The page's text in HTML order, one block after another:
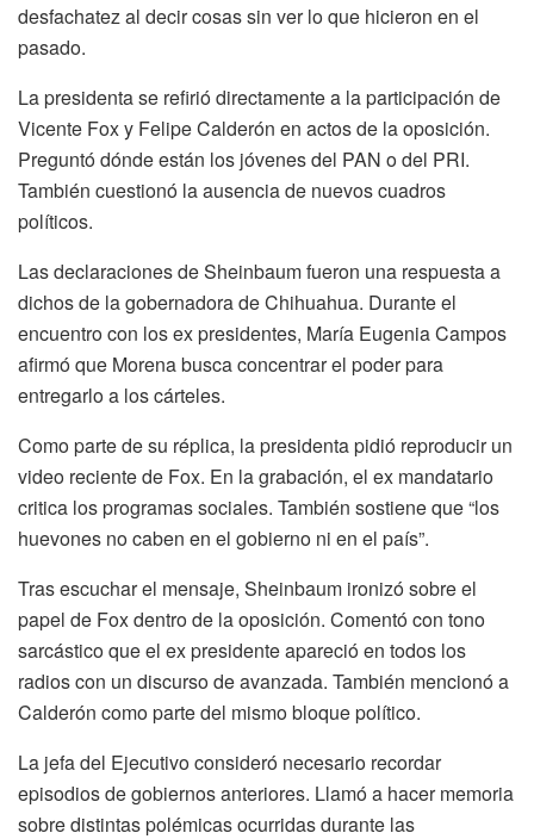
desfachatez al decir cosas sin ver lo que hicieron en el
pasado.
La presidenta se refirió directamente a la participación de
Vicente Fox y Felipe Calderón en actos de la oposición.
Preguntó dónde están los jóvenes del PAN o del PRI.
También cuestionó la ausencia de nuevos cuadros
políticos.
Las declaraciones de Sheinbaum fueron una respuesta a
dichos de la gobernadora de Chihuahua. Durante el
encuentro con los ex presidentes, María Eugenia Campos
afirmó que Morena busca concentrar el poder para
entregarlo a los cárteles.
Como parte de su réplica, la presidenta pidió reproducir un
video reciente de Fox. En la grabación, el ex mandatario
critica los programas sociales. También sostiene que “los
huevones no caben en el gobierno ni en el país”.
Tras escuchar el mensaje, Sheinbaum ironizó sobre el
papel de Fox dentro de la oposición. Comentó con tono
sarcástico que el ex presidente apareció en todos los
radios con un discurso de avanzada. También mencionó a
Calderón como parte del mismo bloque político.
La jefa del Ejecutivo consideró necesario recordar
episodios de gobiernos anteriores. Llamó a hacer memoria
sobre distintas polémicas ocurridas durante las